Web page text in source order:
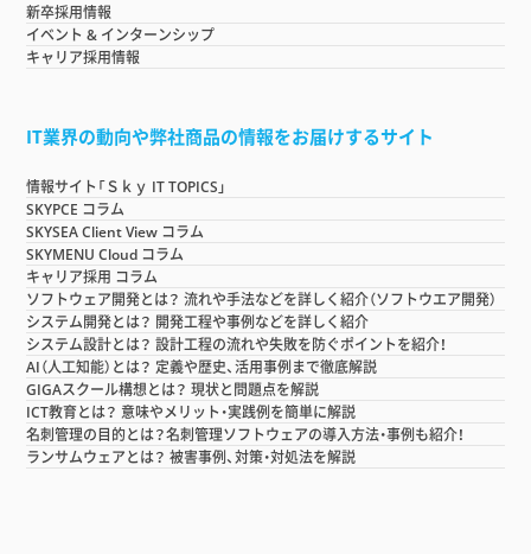
新卒採用情報
イベント & インターンシップ
キャリア採用情報
IT業界の動向や弊社商品の情報をお届けするサイト
情報サイト「Ｓｋｙ IT TOPICS」
SKYPCE コラム
SKYSEA Client View コラム
SKYMENU Cloud コラム
キャリア採用 コラム
ソフトウェア開発とは？ 流れや手法などを詳しく紹介（ソフトウエア開発）
システム開発とは？ 開発工程や事例などを詳しく紹介
システム設計とは？ 設計工程の流れや失敗を防ぐポイントを紹介！
AI（人工知能）とは？ 定義や歴史、活用事例まで徹底解説
GIGAスクール構想とは？ 現状と問題点を解説
ICT教育とは？ 意味やメリット・実践例を簡単に解説
名刺管理の目的とは？名刺管理ソフトウェアの導入方法・事例も紹介！
ランサムウェアとは？ 被害事例、対策・対処法を解説